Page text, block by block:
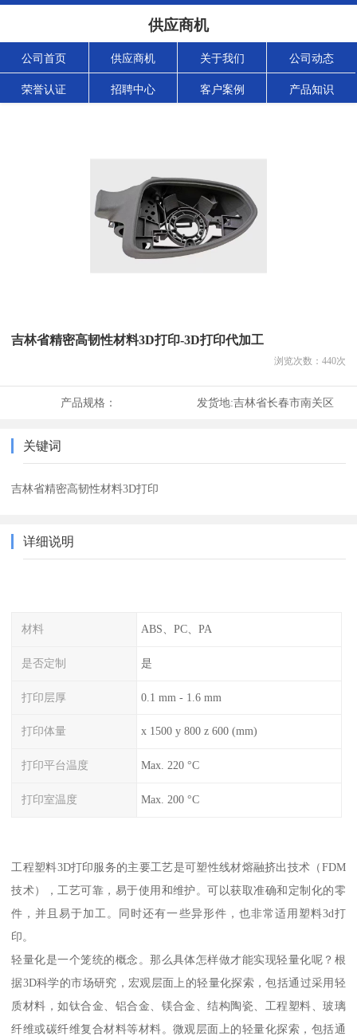
供应商机
公司首页 供应商机 关于我们 公司动态
荣誉认证 招聘中心 客户案例 产品知识
吉林省精密高韧性材料3D打印-3D打印代加工
浏览次数： 440次
产品规格： 发货地:吉林省长春市南关区
关键词
吉林省精密高韧性材料3D打印
详细说明
材料 ABS、PC、PA
是否定制 是
打印层厚 0.1 mm - 1.6 mm
打印体量 x 1500 y 800 z 600 (mm)
打印平台温度 Max. 220 °C
打印室温度 Max. 200 °C
工程塑料3D打印服务的主要工艺是可塑性线材熔融挤出技术（FDM
技术），工艺可靠，易于使用和维护。可以获取准确和定制化的零
件，并且易于加工。同时还有一些异形件，也非常适用塑料3d打
印。
轻量化是一个笼统的概念。那么具体怎样做才能实现轻量化呢？根
据3D科学的市场研究，宏观层面上的轻量化探索，包括通过采用轻
质材料，如钛合金、铝合金、镁合金、结构陶瓷、工程塑料、玻璃
纤维或碳纤维复合材料等材料。微观层面上的轻量化探索，包括通